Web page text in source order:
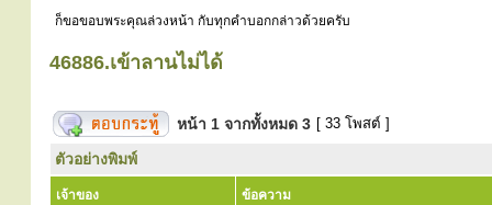
ก็ขอขอบพระคุณล่วงหน้า กับทุกคำบอกกล่าวด้วยครับ
46886.เข้าลานไม่ได้
หน้า 1 จากทั้งหมด 3 [ 33 โพสต์ ]
ตัวอย่างพิมพ์
เจ้าของ ข้อความ